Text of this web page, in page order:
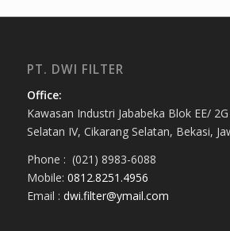
PT. DWI FILTER
Office:
Kawasan Industri Jababeka Blok EE/
Selatan IV, Cikarang Selatan, Bekasi,
Phone : (021) 8983-6088
Mobile: 0812.8251.4956
Email : dwi.filter@ymail.com